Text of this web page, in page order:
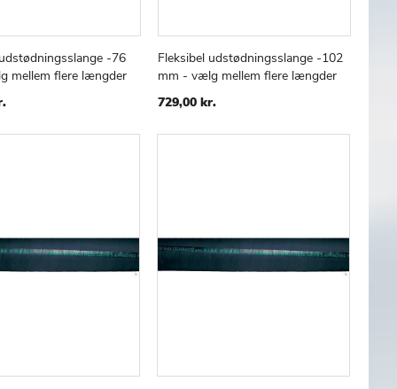
TILFØJ
TIL
SAMMENLIGN
-76
mellem flere længder
Læg i kurv
TILFØJ
TIL
SAMMENLIGN
Fleksibel udstødningsslange -102
mm - vælg mellem flere længder
729,00 kr.